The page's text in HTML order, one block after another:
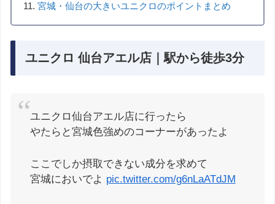
宮城・仙台の大きいユニクロのポイントまとめ
ユニクロ 仙台アエル店｜駅から徒歩3分
ユニクロ仙台アエル店に行ったら
やたらと宮城色強めのコーナーがあったよ
ここでしか摂取できない成分を求めて
宮城においでよ pic.twitter.com/g6nLaATdJM